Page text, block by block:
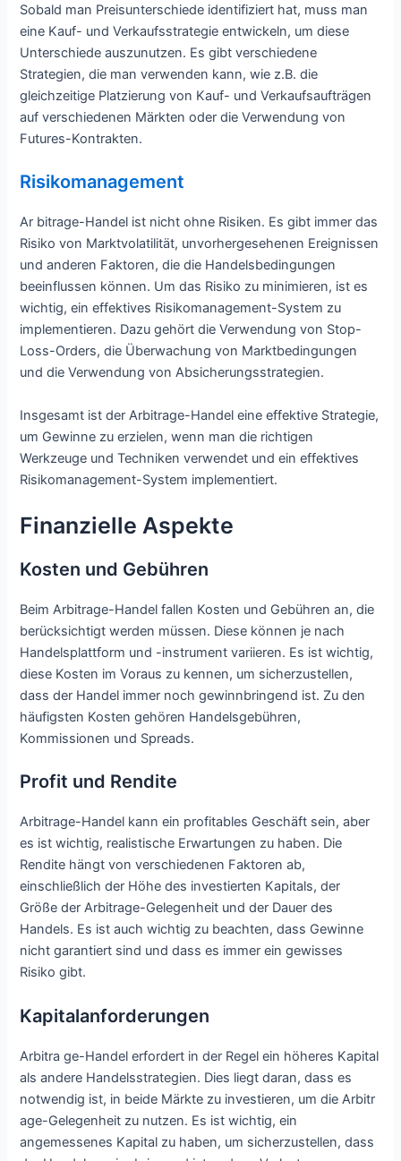
Sobald man Preisunterschiede identifiziert hat, muss man
eine Kauf- und Verkaufsstrategie entwickeln, um diese
Unterschiede auszunutzen. Es gibt verschiedene
Strategien, die man verwenden kann, wie z.B. die
gleichzeitige Platzierung von Kauf- und Verkaufsaufträgen
auf verschiedenen Märkten oder die Verwendung von
Futures-Kontrakten.
Risikomanagement
Ar bitrage-Handel ist nicht ohne Risiken. Es gibt immer das
Risiko von Marktvolatilität, unvorhergesehenen Ereignissen
und anderen Faktoren, die die Handelsbedingungen
beeinflussen können. Um das Risiko zu minimieren, ist es
wichtig, ein effektives Risikomanagement-System zu
implementieren. Dazu gehört die Verwendung von Stop-
Loss-Orders, die Überwachung von Marktbedingungen
und die Verwendung von Absicherungsstrategien.
Insgesamt ist der Arbitrage-Handel eine effektive Strategie,
um Gewinne zu erzielen, wenn man die richtigen
Werkzeuge und Techniken verwendet und ein effektives
Risikomanagement-System implementiert.
Finanzielle Aspekte
Kosten und Gebühren
Beim Arbitrage-Handel fallen Kosten und Gebühren an, die
berücksichtigt werden müssen. Diese können je nach
Handelsplattform und -instrument variieren. Es ist wichtig,
diese Kosten im Voraus zu kennen, um sicherzustellen,
dass der Handel immer noch gewinnbringend ist. Zu den
häufigsten Kosten gehören Handelsgebühren,
Kommissionen und Spreads.
Profit und Rendite
Arbitrage-Handel kann ein profitables Geschäft sein, aber
es ist wichtig, realistische Erwartungen zu haben. Die
Rendite hängt von verschiedenen Faktoren ab,
einschließlich der Höhe des investierten Kapitals, der
Größe der Arbitrage-Gelegenheit und der Dauer des
Handels. Es ist auch wichtig zu beachten, dass Gewinne
nicht garantiert sind und dass es immer ein gewisses
Risiko gibt.
Kapitalanforderungen
Arbitra ge-Handel erfordert in der Regel ein höheres Kapital
als andere Handelsstrategien. Dies liegt daran, dass es
notwendig ist, in beide Märkte zu investieren, um die Arbitr
age-Gelegenheit zu nutzen. Es ist wichtig, ein
angemessenes Kapital zu haben, um sicherzustellen, dass